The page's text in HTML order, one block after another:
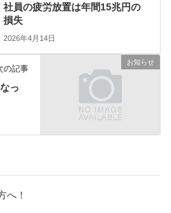
社員の疲労放置は年間15兆円の
損失
2026年4月14日
お知らせ
の記事
っ
へ！